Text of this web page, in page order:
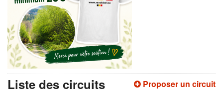
MOT DE PASSE OUBLIÉ
Proposer un circuit
Liste des circuits